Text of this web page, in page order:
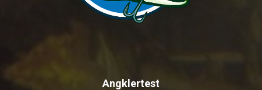
Angklertest